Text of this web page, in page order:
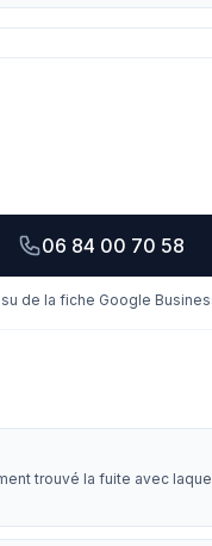
06 84 00 70 58
de la fiche Google
trouvé la fuite avec